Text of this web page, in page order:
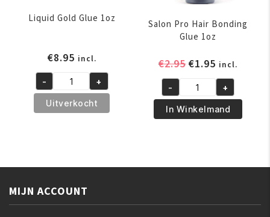
Liquid Gold Glue 1oz
€8.95 incl.
Liquid
Gold
Glue
- +
Uitverkocht
Salon Pro Hair Bonding
Glue 1oz
€2.95
was:
€2.95.
€1.95 Huidige
prijs
is:
€1.95.
incl.
Salon
Pro
Hair
1oz
- +
In Winkelmand
MIJN ACCOUNT